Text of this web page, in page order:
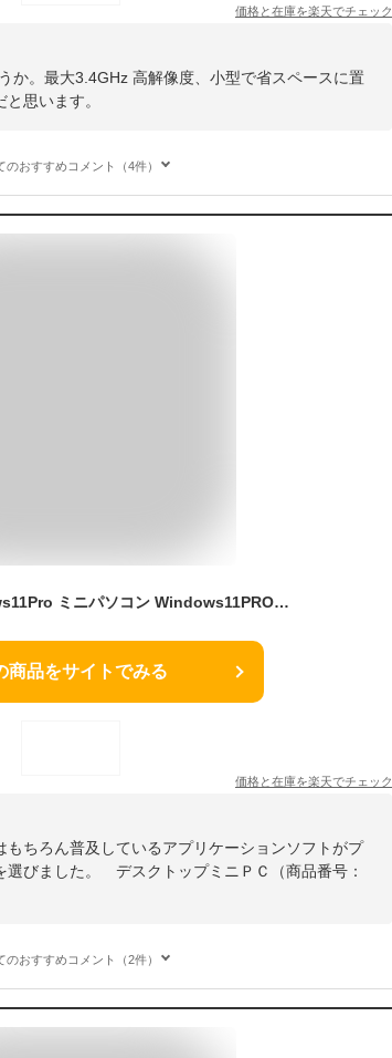
価格と在庫を楽天でチェック
か。最大3.4GHz 高解像度、小型で省スペースに置
思います。
のおすすめコメント（4件）
ミニPC 新品 Windows11Pro ミニパソコン Windows11PRO デスクトップパソコン office付き intel core i5 i7 mini pc 【メモリ8G~16GB SSD256GB~512GB】 超軽量 静音 小型 wifi BT4.0 初期設定済 持ち運び PSE認証 2年保証
商品をサイトでみる
価格と在庫を楽天でチェック
ちろん普及しているアプリケーションソフトがプ
選びました。 デスクトップミニＰＣ（商品番号：
のおすすめコメント（2件）